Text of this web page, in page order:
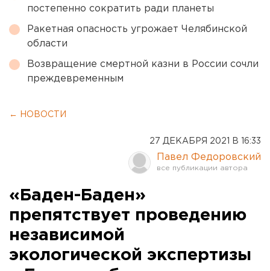
постепенно сократить ради планеты
Ракетная опасность угрожает Челябинской
области
Возвращение смертной казни в России сочли
преждевременным
← НОВОСТИ
27 ДЕКАБРЯ 2021 В 16:33
Павел Федоровский
«Баден-Баден»
препятствует проведению
независимой
экологической экспертизы